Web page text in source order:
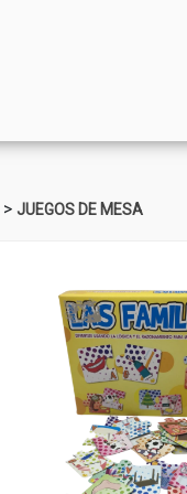
> JUEGOS DE MESA